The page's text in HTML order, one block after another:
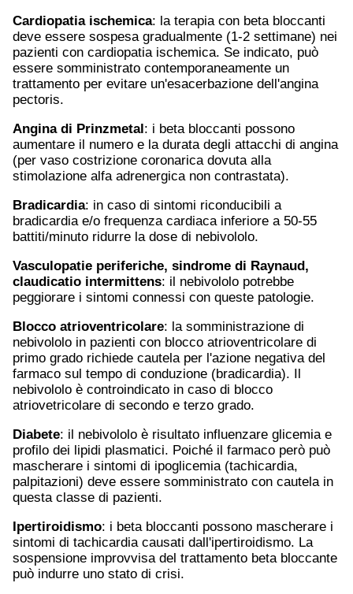
Cardiopatia ischemica: la terapia con beta bloccanti
deve essere sospesa gradualmente (1-2 settimane) nei
pazienti con cardiopatia ischemica. Se indicato, può
essere somministrato contemporaneamente un
trattamento per evitare un'esacerbazione dell'angina
pectoris.
Angina di Prinzmetal: i beta bloccanti possono
aumentare il numero e la durata degli attacchi di angina
(per vaso costrizione coronarica dovuta alla
stimolazione alfa adrenergica non contrastata).
Bradicardia: in caso di sintomi riconducibili a
bradicardia e/o frequenza cardiaca inferiore a 50-55
battiti/minuto ridurre la dose di nebivololo.
Vasculopatie periferiche, sindrome di Raynaud,
claudicatio intermittens: il nebivololo potrebbe
peggiorare i sintomi connessi con queste patologie.
Blocco atrioventricolare: la somministrazione di
nebivololo in pazienti con blocco atrioventricolare di
primo grado richiede cautela per l'azione negativa del
farmaco sul tempo di conduzione (bradicardia). Il
nebivololo è controindicato in caso di blocco
atriovetricolare di secondo e terzo grado.
Diabete: il nebivololo è risultato influenzare glicemia e
profilo dei lipidi plasmatici. Poiché il farmaco però può
mascherare i sintomi di ipoglicemia (tachicardia,
palpitazioni) deve essere somministrato con cautela in
questa classe di pazienti.
Ipertiroidismo: i beta bloccanti possono mascherare i
sintomi di tachicardia causati dall'ipertiroidismo. La
sospensione improvvisa del trattamento beta bloccante
può indurre uno stato di crisi.